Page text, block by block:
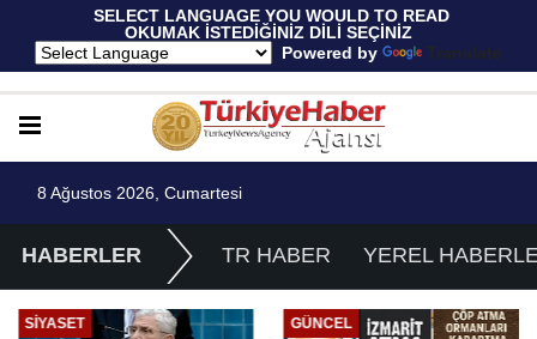
SELECT LANGUAGE YOU WOULD TO READ
OKUMAK İSTEDİĞİNİZ DİLİ SEÇİNİZ
Powered by
Translate
8 Ağustos 2026, Cumartesi
HABERLER TR HABER YEREL
SIYASET GÜNCEL